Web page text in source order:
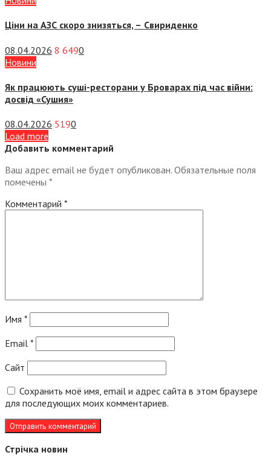
Ціни на АЗС скоро знизяться, – Свириденко
08.04.2026 8 6490
Новини
Як працюють суші-ресторани у Броварах під час війни:
досвід «Сушия»
08.04.2026 5190
Load more
Добавить комментарий
Ваш адрес email не будет опубликован. Обязательные поля
помечены *
Комментарий *
Имя *
Email *
Сайт
Сохранить моё имя, email и адрес сайта в этом браузере
для последующих моих комментариев.
Стрічка новин